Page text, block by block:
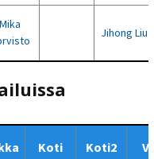
Mika
Jihong Liu
Koti Koti2